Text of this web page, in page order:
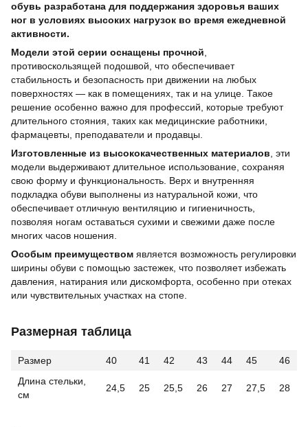
обувь разработана для поддержания здоровья ваших
ног в условиях высоких нагрузок во время ежедневной
активности.
Модели этой серии оснащены прочной
противоскользящей подошвой, что обеспечивает
стабильность и безопасность при движении на любых
поверхностях — как в помещениях, так и на улице. Такое
решение особенно важно для профессий, которые требуют
длительного стояния, таких как медицинские работники,
фармацевты, преподаватели и продавцы.
Изготовленные из высококачественных материалов , эти
модели выдерживают длительное использование, сохраняя
свою форму и функциональность. Верх и внутренняя
подкладка обуви выполнены из натуральной кожи, что
обеспечивает отличную вентиляцию и гигиеничность,
позволяя ногам оставаться сухими и свежими даже после
многих часов ношения.
Особым преимуществом является возможность регулировки
ширины обуви с помощью застежек, что позволяет избежать
давления, натирания или дискомфорта, особенно при отеках
или чувствительных участках на стопе.
Размерная таблица
Размер 40 41 42 43 44 45
46
Длина стельки,
см
24,5 25 25,5 26 27 27,5 28